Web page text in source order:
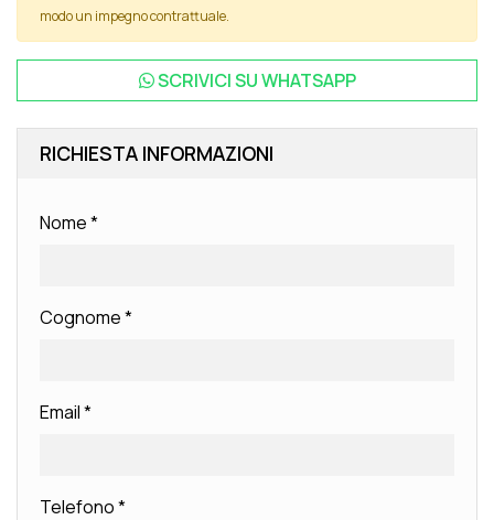
modo un impegno contrattuale.
SCRIVICI SUWHATSAPP
RICHIESTA INFORMAZIONI
Nome*
Cognome*
Email*
Telefono*